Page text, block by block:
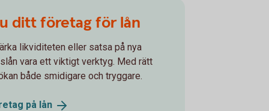
ditt företag för lån
likviditeten eller satsa på nya
vara ett viktigt verktyg. Med rätt
både smidigare och tryggare.
på lån